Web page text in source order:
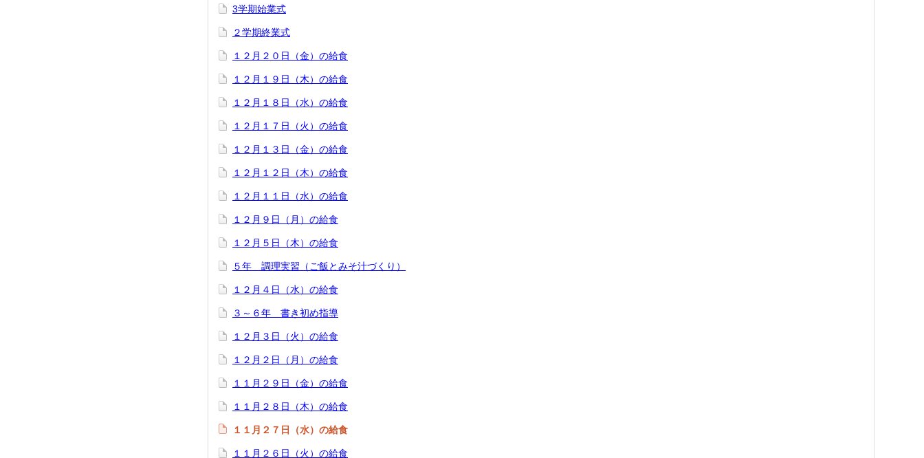
3学期始業式
２学期終業式
１２月２０日（金）の給食
１２月１９日（木）の給食
１２月１８日（水）の給食
１２月１７日（火）の給食
１２月１３日（金）の給食
１２月１２日（木）の給食
１２月１１日（水）の給食
１２月９日（月）の給食
１２月５日（木）の給食
５年 調理実習（ご飯とみそ汁づくり）
１２月４日（水）の給食
３～６年 書き初め指導
１２月３日（火）の給食
１２月２日（月）の給食
１１月２９日（金）の給食
１１月２８日（木）の給食
１１月２７日（水）の給食
１１月２６日（火）の給食